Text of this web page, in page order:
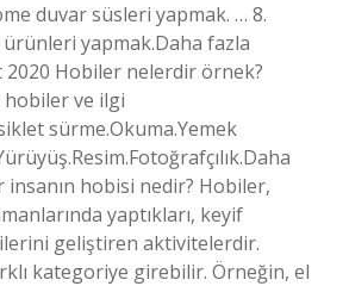
duvar süsleri yapmak. … 8.
yapmak.Daha fazla
2020 Hobiler nelerdir örnek?
hobiler ve ilgi
sürme.Okuma.Yemek
hobisi nedir? Hobiler,
yaptıkları, keyif
geliştiren aktivitelerdir.
kategoriye girebilir. Örneğin, el